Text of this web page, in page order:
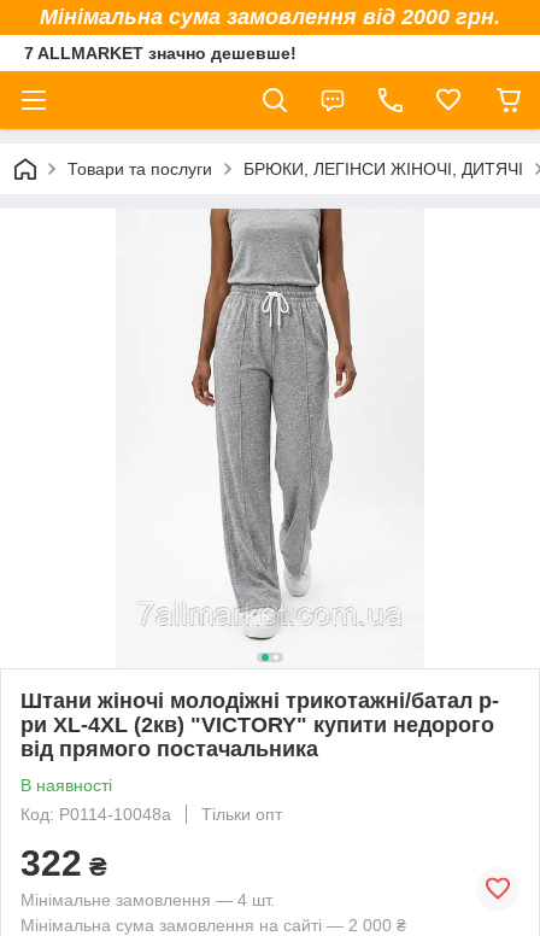
Мінімальна сума замовлення від 2000 грн.
7 ALLMARKET значно дешевше!
Товари та послуги БРЮКИ, ЛЕГІНСИ ЖІНОЧІ, ДИТЯЧІ
Штани жіночі молодіжні трикотажні/батал р-
ри XL-4XL (2кв) "VICTORY" купити недорого
від прямого постачальника
В наявності
Код: P0114-10048a
Тільки опт
322 ₴
Мінімальне замовлення — 4 шт.
Мінімальна сума замовлення на сайті — 2 000 ₴